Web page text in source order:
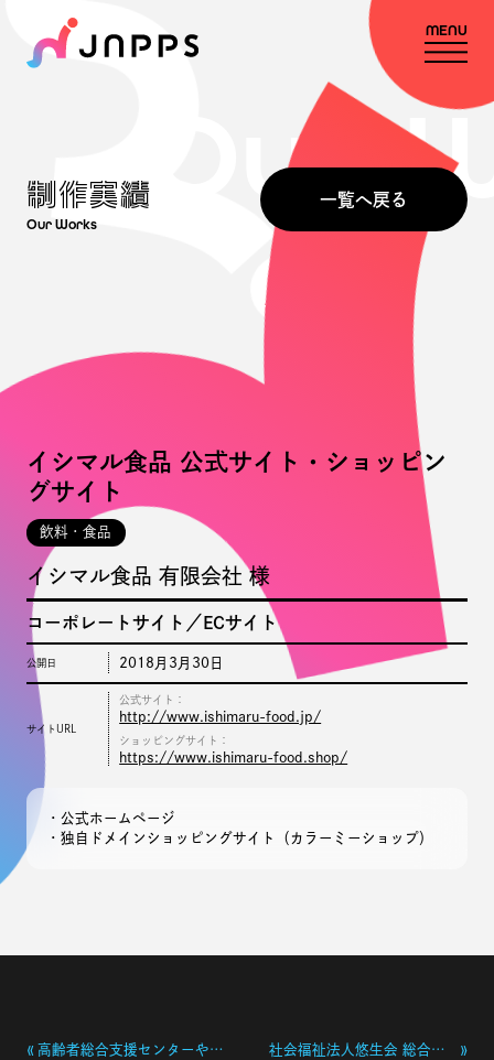
MENU
Our
制作実績
Our Works
一覧へ戻る
イシマル食品 公式サイト・ショッピン
グサイト
飲料・食品
イシマル食品 有限会社
コーポレートサイト ECサイト
公開日 2018月3月30日
サイトURL
公式サイト
http://www.ishimaru-food.jp/
ショッピングサイト
https://www.ishimaru-food.shop/
・公式ホームページ
・独自ドメインショッピングサイト（カラーミーショップ）
« 高齢者総合支援センターやまびこ 採用求人特集サイト 社会福祉法人悠生会 総合サイトリニューアル・各施設サイト »